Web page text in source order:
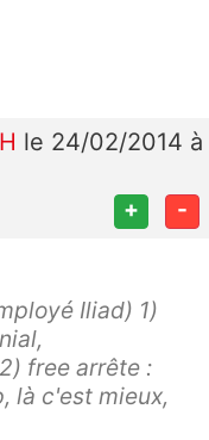
le 24/02/2014 à
+ -
Iliad) 1)
free arrête :
là c'est mieux,